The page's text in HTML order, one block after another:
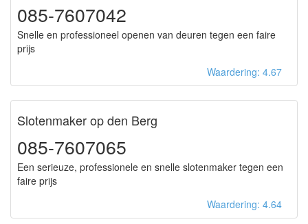
085-7607042
Snelle en professioneel openen van deuren tegen een faire
prijs
Waardering: 4.67
Slotenmaker op den Berg
085-7607065
Een serieuze, professionele en snelle slotenmaker tegen een
faire prijs
Waardering: 4.64